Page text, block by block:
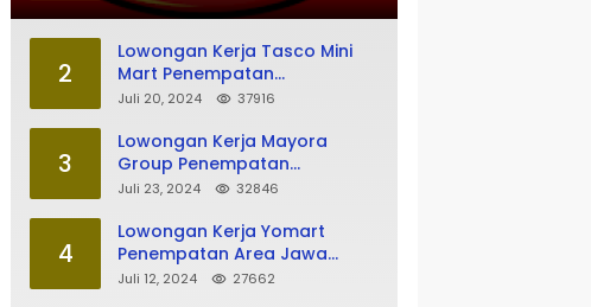
2
Lowongan Kerja Tasco Mini
Mart Penempatan
Tasikmalaya
Juli 20, 2024 37916
3
Lowongan Kerja Mayora
Group Penempatan
Tasikmalaya
Juli 23, 2024 32846
4
Lowongan Kerja Yomart
Penempatan Area Jawa
Barat
Juli 12, 2024 27662